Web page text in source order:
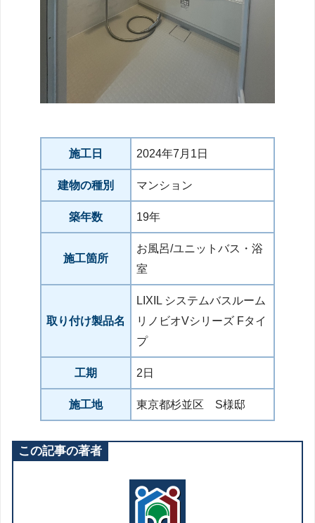
施工日 2024年7月1日
建物の種別 マンション
築年数 19年
施工箇所
お風呂/ユニットバス・浴
室
取り付け製品名
LIXIL システムバスルーム
リノビオVシリーズ Fタイ
プ
工期 2日
施工地 東京都杉並区 S様邸
この記事の著者